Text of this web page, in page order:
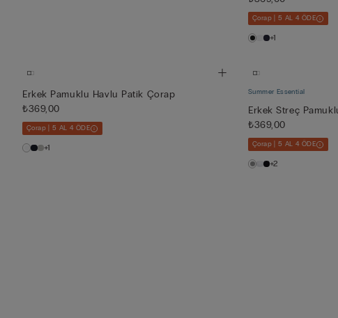
Çorap | 5 AL 4 ÖDE
+1
Erkek Pamuklu Havlu Patik Çorap
₺369,00
Çorap | 5 AL 4 ÖDE
+1
Summer Essential
Erkek Streç
₺369,00
Çorap | 5 AL 4 ÖDE
+2